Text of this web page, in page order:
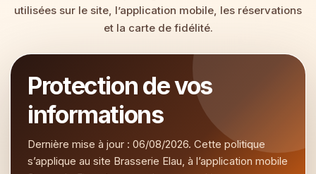
utilisées sur le site, l’application mobile, les réservations
et la carte de fidélité.
Protection de vos
informations
Dernière mise à jour : 06/08/2026. Cette politique
s’applique au site Brasserie Elau, à l’application mobile